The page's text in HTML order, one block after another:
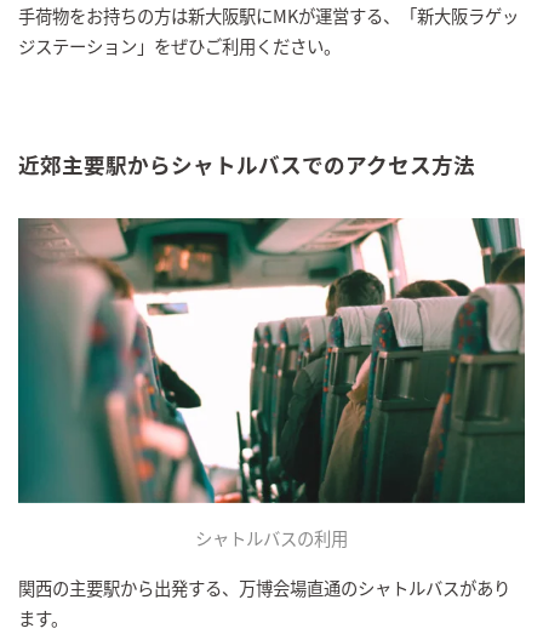
手荷物をお持ちの方は新大阪駅にMKが運営する、「新大阪ラゲッ
ジステーション」をぜひご利用ください。
近郊主要駅からシャトルバスでのアクセス方法
シャトルバスの利用
関西の主要駅から出発する、万博会場直通のシャトルバスがあり
ます。